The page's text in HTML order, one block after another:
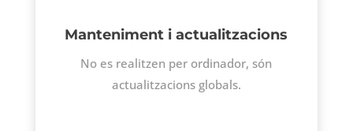
Manteniment i actualitzacions
No es realitzen per ordinador, són
actualitzacions globals.